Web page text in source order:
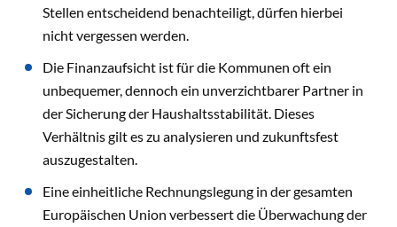
Stellen entscheidend benachteiligt, dürfen hierbei
nicht vergessen werden.
Die Finanzaufsicht ist für die Kommunen oft ein
unbequemer, dennoch ein unverzichtbarer Partner in
der Sicherung der Haushaltsstabilität. Dieses
Verhältnis gilt es zu analysieren und zukunftsfest
auszugestalten.
Eine einheitliche Rechnungslegung in der gesamten
Europäischen Union verbessert die Überwachung der